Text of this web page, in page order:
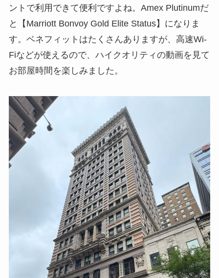
ントで利用できて便利ですよね。Amex Plutinumだ
と【Marriott Bonvoy Gold Elite Status】になりま
す。ベネフィットはたくさんありますが、高速Wi-
Fiなどが使えるので、ハイクオリティの動画を見て
お部屋時間を楽しみました。